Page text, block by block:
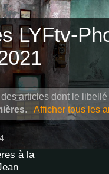
LYFtv-
articles dont le libellé
. Afficher tous les
à la